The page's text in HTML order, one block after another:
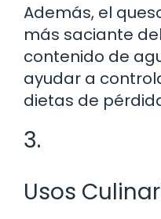
Además, el
más saciante
contenido de
ayudar a
dietas de
3.
Usos